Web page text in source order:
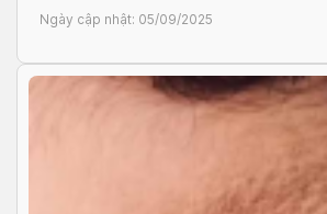
“huyết áp cao” nhưng nhiều người vẫn
Ngày cập nhật: 05/09/2025